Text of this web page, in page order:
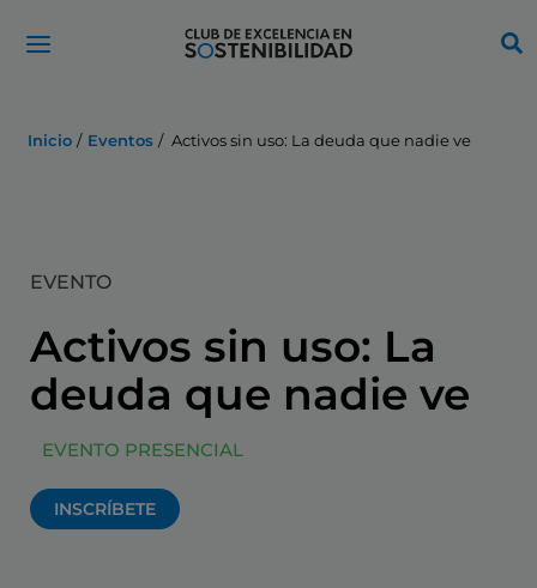
Inicio Eventos Activos sin uso: La deuda que nadie ve
EVENTO
Activos sin uso: La
deuda que nadie ve
EVENTO PRESENCIAL
INSCRÍBETE